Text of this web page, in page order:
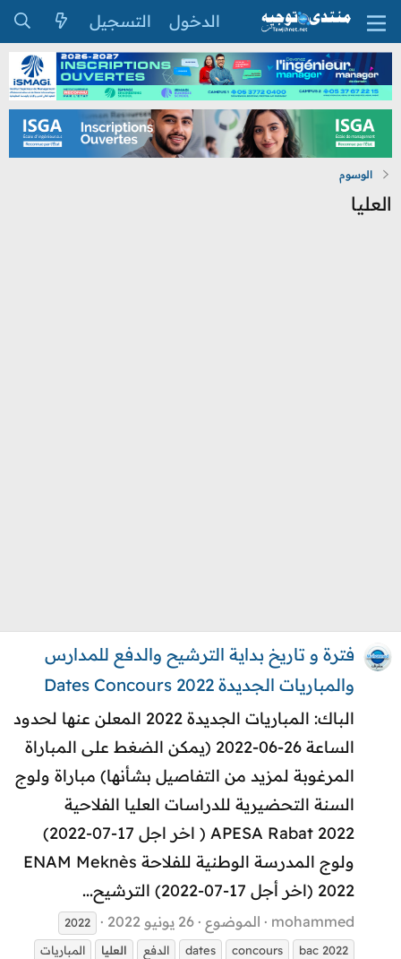
الدخول التسجيل
الوسوم
العليا
فترة و تاريخ بداية الترشيح والدفع للمدارس
والمباريات الجديدة 2022 Dates Concours
الباك: المباريات الجديدة 2022 المعلن عنها لحدود
الساعة 26-06-2022 (يمكن الضغط على المباراة
المرغوبة لمزيد من التفاصيل بشأنها) مباراة ولوج
السنة التحضيرية للدراسات العليا الفلاحية
APESA Rabat 2022 ( اخر اجل 17-07-2022)
ولوج المدرسة الوطنية للفلاحة ENAM Meknès
2022 (اخر أجل 17-07-2022) الترشيح...
mohammed الموضوع 26 يونيو 2022
2022
bac 2022
concours
dates الدفع العليا
المباريات